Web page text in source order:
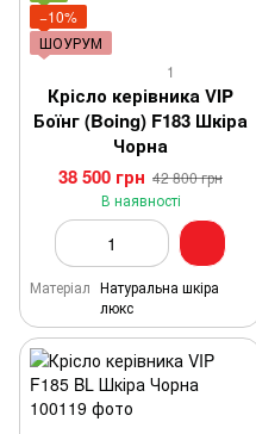
−10%
ШОУРУМ
1
Крісло керівника VIP
Боїнг (Boing) F183 Шкіра
Чорна
38 500 грн 42 800 грн
В наявності
Матеріал Натуральна шкіра
люкс